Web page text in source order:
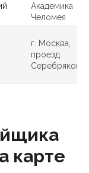
Академика
Челомея
г. Москва,
проезд
Серебрякова
карте